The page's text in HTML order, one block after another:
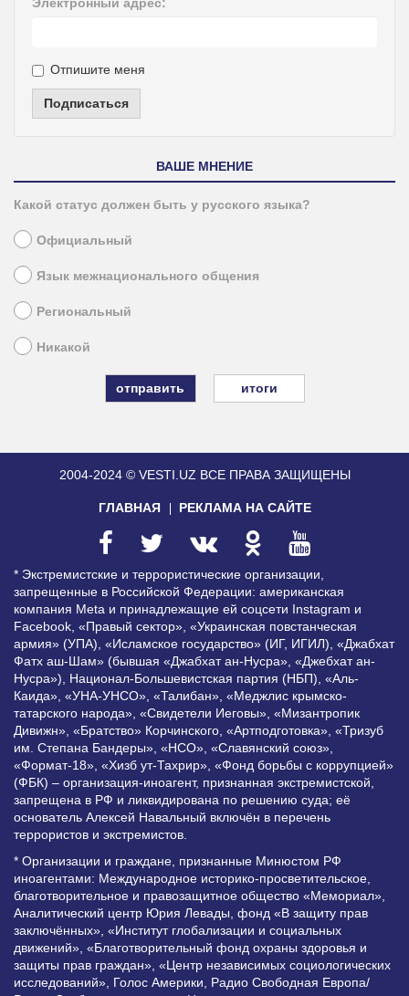
Отпишите меня
Подписаться
ВАШЕ МНЕНИЕ
Какой статус должен быть у русского языка?
Официальный
Язык межнационального общения
Региональный
Никакой
итоги
2004-2024 © VESTI.UZ ВСЕ ПРАВА ЗАЩИЩЕНЫ
ГЛАВНАЯ РЕКЛАМА НА САЙТЕ
* Экстремистские и террористические организации,
запрещенные в Российской Федерации: американская
компания Meta и принадлежащие ей соцсети Instagram и
Facebook, «Правый сектор», «Украинская повстанческая
армия» (УПА), «Исламское государство» (ИГ, ИГИЛ), «Джабхат
Фатх аш-Шам» (бывшая «Джабхат ан-Нусра», «Джебхат ан-
Нусра»), Национал-Большевистская партия (НБП), «Аль-
Каида», «УНА-УНСО», «Талибан», «Меджлис крымско-
татарского народа», «Свидетели Иеговы», «Мизантропик
Дивижн», «Братство» Корчинского, «Артподготовка», «Тризуб
им. Степана Бандеры», «НСО», «Славянский союз»,
«Формат-18», «Хизб ут-Тахрир», «Фонд борьбы с коррупцией»
(ФБК) – организация-иноагент, признанная экстремистской,
запрещена в РФ и ликвидирована по решению суда; её
основатель Алексей Навальный включён в перечень
террористов и экстремистов.
* Организации и граждане, признанные Минюстом РФ
иноагентами: Международное историко-просветительское,
благотворительное и правозащитное общество «Мемориал»,
Аналитический центр Юрия Левады, фонд «В защиту прав
заключённых», «Институт глобализации и социальных
движений», «Благотворительный фонд охраны здоровья и
защиты прав граждан», «Центр независимых социологических
исследований», Голос Америки, Радио Свободная Европа/